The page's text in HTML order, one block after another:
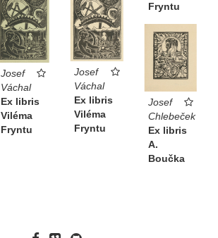
Fryntu
Josef
Váchal
Ex libris
Viléma
Fryntu
Josef
Váchal
Ex libris
Viléma
Fryntu
Josef
Chlebeček
Ex libris
A.
Boučka